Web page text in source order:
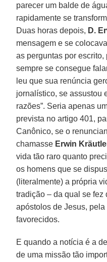
parecer um balde de
rapidamente se
Duas horas depois, D.
mensagem e se
as perguntas por
sempre se consegue
leu que sua renúncia
jornalístico, se assustou
razões”. Seria apenas
prevista no artigo 401,
Canônico, se o
chamasse Erwin
vida tão raro quanto
os homens que se
(literalmente) a própria
tradição – da qual se fez
apóstolos de Jesus,
favorecidos.
E quando a notícia é a
de uma missão tão